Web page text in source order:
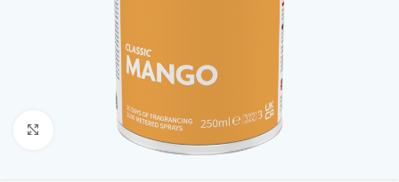
Click to enlarge